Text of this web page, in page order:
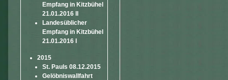
Empfang in Kitzbühel
21.01.2016 II
Landesüblicher
Empfang in Kitzbühel
21.01.2016 I
2015
St. Pauls 08.12.2015
Gelöbniswallfahrt